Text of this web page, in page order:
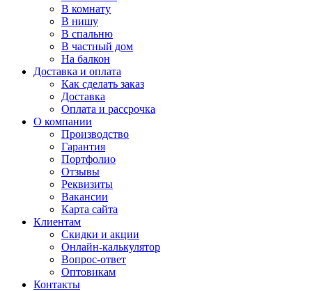
В комнату
В нишу
В спальню
В частный дом
На балкон
Доставка и оплата
Как сделать заказ
Доставка
Оплата и рассрочка
О компании
Производство
Гарантия
Портфолио
Отзывы
Реквизиты
Вакансии
Карта сайта
Клиентам
Скидки и акции
Онлайн-калькулятор
Вопрос-ответ
Оптовикам
Контакты